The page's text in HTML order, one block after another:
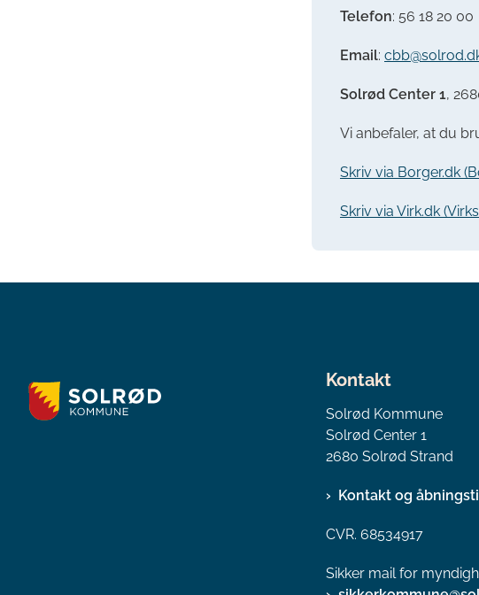
Telefon: 56 18 20 00
Email:
Solrød Center 1,
Vi anbefaler, at du
Skriv via Borger.dk
Skriv via Virk.dk
Kontakt
Solrød Kommune
Solrød Center 1
2680 Solrød Strand
Kontakt og
CVR. 68534917
Sikker mail for